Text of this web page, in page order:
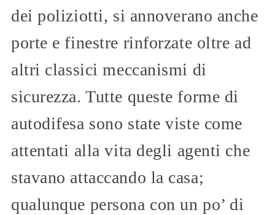
dei poliziotti, si annoverano anche
porte e finestre rinforzate oltre ad
altri classici meccanismi di
sicurezza. Tutte queste forme di
autodifesa sono state viste come
attentati alla vita degli agenti che
stavano attaccando la casa;
qualunque persona con un po’ di